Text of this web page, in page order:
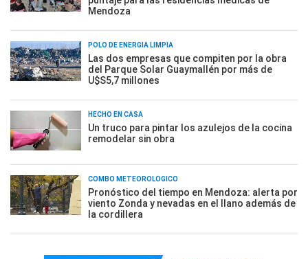
Mendoza
POLO DE ENERGÍA LIMPIA
Las dos empresas que compiten por la obra
del Parque Solar Guaymallén por más de
U$S5,7 millones
HECHO EN CASA
Un truco para pintar los azulejos de la cocina
remodelar sin obra
COMBO METEOROLÓGICO
Pronóstico del tiempo en Mendoza: alerta por
viento Zonda y nevadas en el llano además de
la cordillera